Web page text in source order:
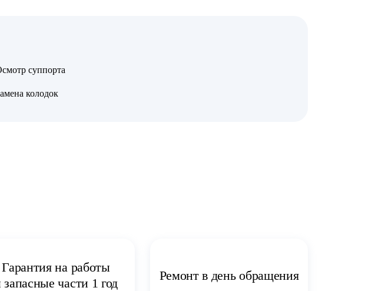
суппорта
колодок
Гарантия на работы
запасные части 1 год
Ремонт в день обращения